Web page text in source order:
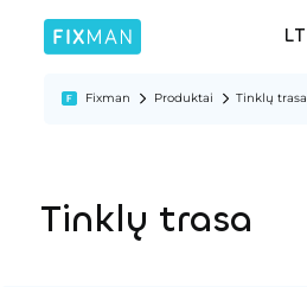
LT
Fixman Produktai Tinklų trasa
Tinklų trasa